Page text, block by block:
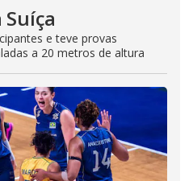
e teve provas
a 20 metros de altura